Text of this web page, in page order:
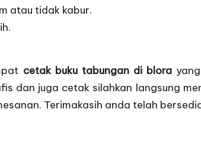
atau tidak kabur.
cetak buku tabungan di blora
dan juga cetak silahkan langsung
. Terimakasih anda telah